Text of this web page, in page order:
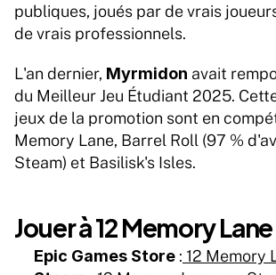
publiques, joués par de vrais
de vrais professionnels.
L'an dernier, Myrmidon avait
du Meilleur Jeu Étudiant 2025.
jeux de la promotion sont en
Memory Lane, Barrel Roll (97 %
Steam) et Basilisk's Isles.
Jouer à 12 Memory Lane
Epic Games Store : 12 Memory